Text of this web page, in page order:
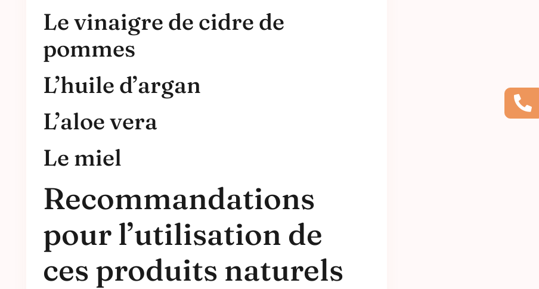
Le vinaigre de cidre de
pommes
L’huile d’argan
L’aloe vera
Le miel
Recommandations
pour l’utilisation de
ces produits naturels